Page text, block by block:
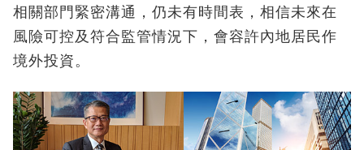
相關部門緊密溝通，仍未有時間表，相信未來在
風險可控及符合監管情況下，會容許內地居民作
境外投資。